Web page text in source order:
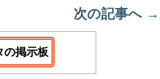
次の記事へ →
の掲示板